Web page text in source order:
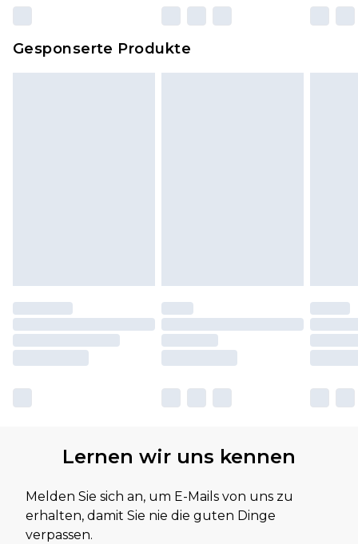
zurückgesendet werden.
Klickehierum unsere vollständigen
Gesponserte Produkte
Lernen wir uns kennen
Melden Sie sich an, um E-Mails von uns zu
erhalten, damit Sie nie die guten Dinge
verpassen.